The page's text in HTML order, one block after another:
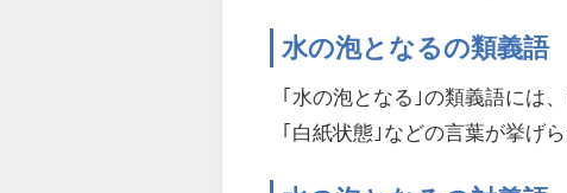
水の泡となるの類義語
｢水の泡となる｣の類義語には
｢白紙状態｣などの言葉が挙げら